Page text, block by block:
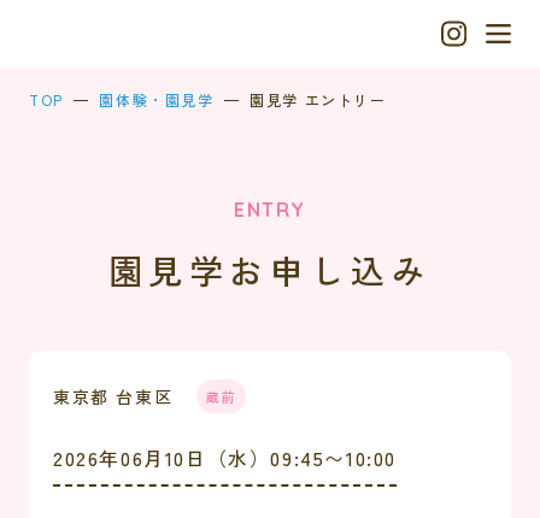
TOP 園体験・園見学 園見学 エントリー
ENTRY
園見学お申し込み
東京都 台東区 蔵前
2026年06月10日（水）09:45〜10:00